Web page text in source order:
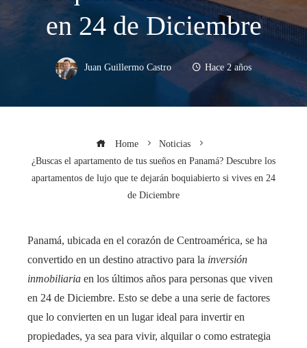
en 24 de Diciembre
Juan Guillermo Castro Hace 2 años
Home
Noticias
¿Buscas el apartamento de tus sueños en Panamá? Descubre los
apartamentos de lujo que te dejarán boquiabierto si vives en 24
de Diciembre
Panamá, ubicada en el corazón de Centroamérica, se ha
convertido en un destino atractivo para la inversión
inmobiliaria en los últimos años para personas que viven
en 24 de Diciembre. Esto se debe a una serie de factores
que lo convierten en un lugar ideal para invertir en
propiedades, ya sea para vivir, alquilar o como estrategia